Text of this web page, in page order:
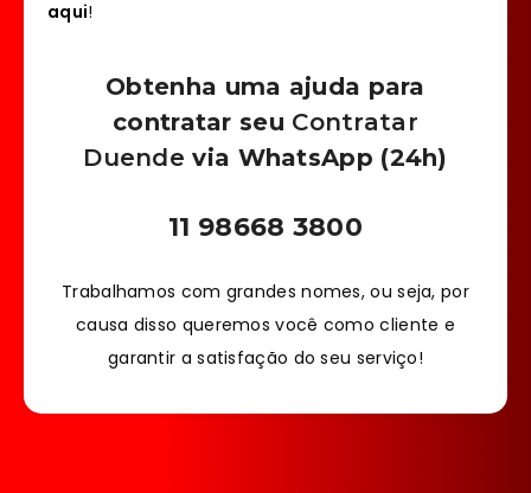
aqui!
Obtenha uma ajuda para
contratar seu Contratar
Duende via WhatsApp (24h)
11 98668 3800
Trabalhamos com grandes nomes, ou seja, por
causa disso queremos você como cliente e
garantir a satisfação do seu serviço!